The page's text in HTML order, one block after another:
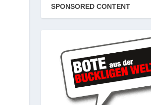
SPONSORED CONTENT